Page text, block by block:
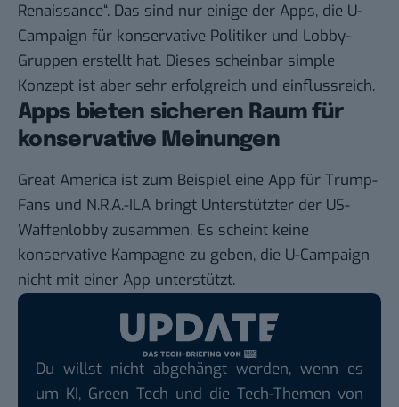
Renaissance“. Das sind nur einige der Apps, die U-
Campaign für konservative Politiker und Lobby-
Gruppen erstellt hat. Dieses scheinbar simple
Konzept ist aber sehr erfolgreich und einflussreich.
Apps bieten sicheren Raum für
konservative Meinungen
Great America ist zum Beispiel eine App für Trump-
Fans und N.R.A.-ILA bringt Unterstützter der US-
Waffenlobby zusammen. Es scheint keine
konservative Kampagne zu geben, die U-Campaign
nicht mit einer App unterstützt.
Du willst nicht abgehängt werden, wenn es
um KI, Green Tech und die Tech-Themen von